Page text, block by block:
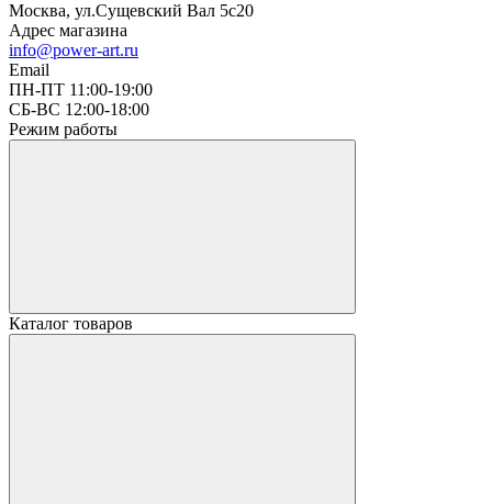
Москва, ул.Сущевский Вал 5с20
Адрес магазина
info@power-art.ru
Email
ПН-ПТ 11:00-19:00
СБ-ВС 12:00-18:00
Режим работы
Каталог товаров